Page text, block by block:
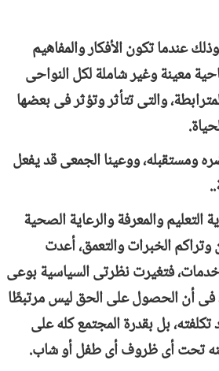
عندما تكون الأفكار والمفاهيم
معينة وغير شاملة لكل النواحى
والتى تتأثر وتؤثر فى بعضها
ومستقبله، ووعينا الجمعى قد يفعل
التعليم والمعرفة والرعاية الصحية
وتراكم الخبرات والتعمق، أعدت
فتغيرت نظرتى السياسية بوعى
أن الحصول على الحق ليس مرتبطًا
بل بقدرة المجتمع كله على
تحت أى ظروف أى طفل أو شاب.